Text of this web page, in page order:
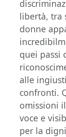
libertà, tra
donne
quei passi
alle
confronti.
omissioni
voce e
per la